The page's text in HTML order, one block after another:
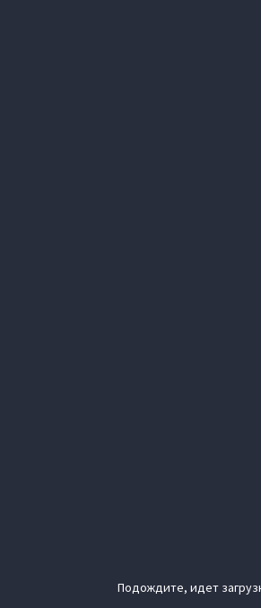
Подождите, идет